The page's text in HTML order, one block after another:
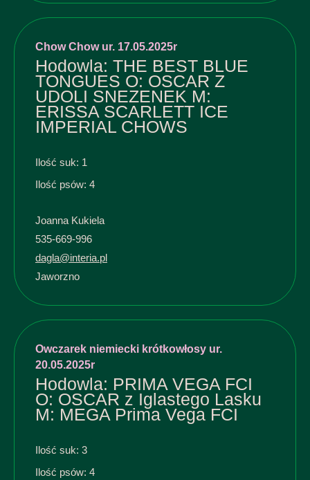
Chow Chow ur. 17.05.2025r
Hodowla: THE BEST BLUE
TONGUES O: OSCAR Z
UDOLI SNEZENEK M:
ERISSA SCARLETT ICE
IMPERIAL CHOWS
Ilość suk: 1
Ilość psów: 4
Joanna Kukiela
535-669-996
dagla@interia.pl
Jaworzno
Owczarek niemiecki krótkowłosy ur.
20.05.2025r
Hodowla: PRIMA VEGA FCI
O: OSCAR z Iglastego Lasku
M: MEGA Prima Vega FCI
Ilość suk: 3
Ilość psów: 4